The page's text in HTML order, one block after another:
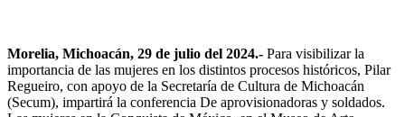
Morelia, Michoacán, 29 de julio del 2024.- Para visibilizar la
importancia de las mujeres en los distintos procesos históricos, Pilar
Regueiro, con apoyo de la Secretaría de Cultura de Michoacán
(Secum), impartirá la conferencia De aprovisionadoras y soldados.